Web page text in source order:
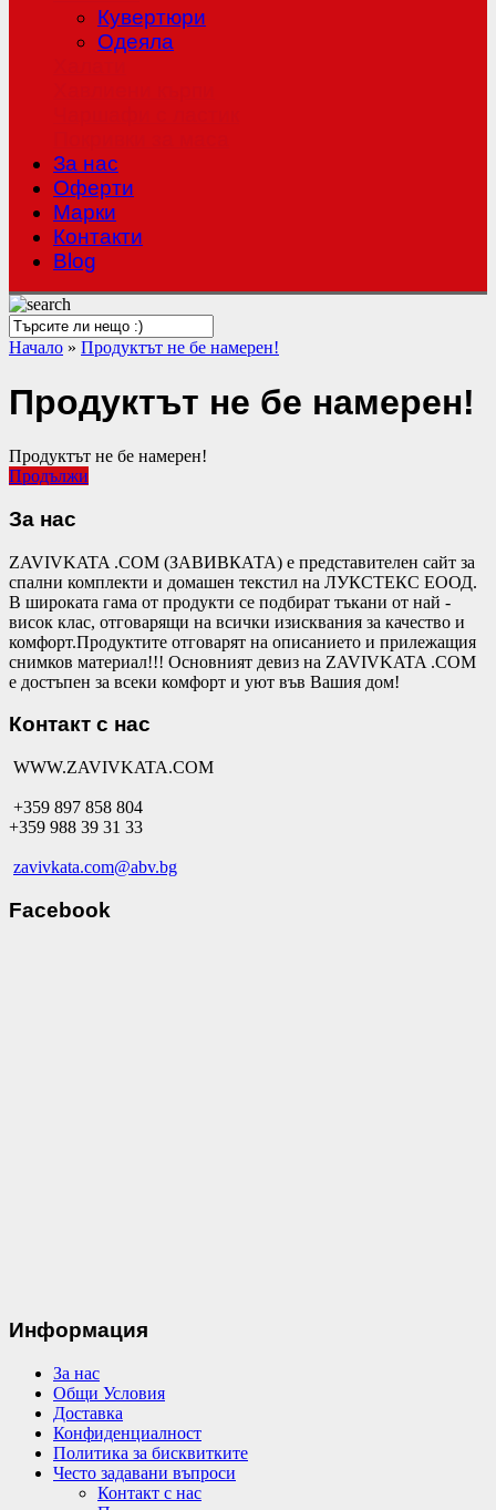
Кувертюри
Одеяла
За нас
Оферти
Mарки
Контакти
Blog
Начало » Продуктът не бе намерен!
Продуктът не бе намерен!
Продуктът не бе намерен!
Продължи
За нас
ZAVIVKATA .COM (ЗАВИВКАТА) е представителен сайт за
спални комплекти и домашен текстил на ЛУКСТЕКС ЕООД.
В широката гама от продукти се подбират тъкани от най -
висок клас, отговарящи на всички изисквания за качество и
комфорт.Продуктите отговарят на описанието и прилежащия
снимков материал!!! Основният девиз на ZAVIVKATA .COM
е достъпен за всеки комфорт и уют във Вашия дом!
Контакт с нас
WWW.ZAVIVKATA.COM
+359 897 858 804
+359 988 39 31 33
zavivkata.com@abv.bg
Facebook
Информация
За нас
Общи Условия
Доставка
Конфиденциалност
Политика за бисквитките
Често задавани въпроси
Контакт с нас